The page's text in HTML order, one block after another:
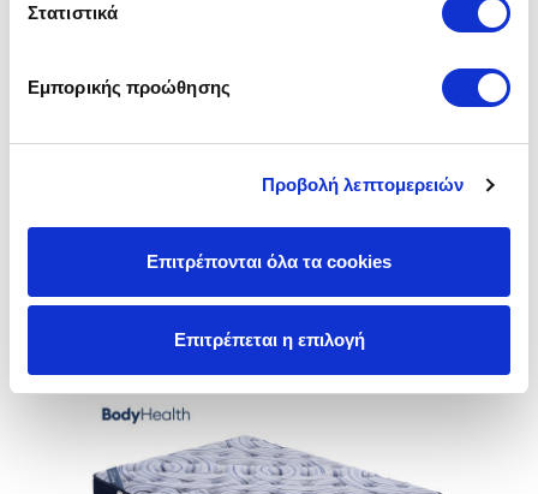
Στατιστικά
Εμπορικής προώθησης
Προβολή λεπτομερειών
Επιτρέπονται όλα τα cookies
Επιτρέπεται η επιλογή
B-Lazy
540,00 €